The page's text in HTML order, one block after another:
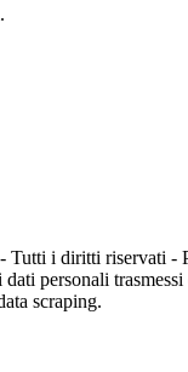
i diritti riservati -
personali
scraping.